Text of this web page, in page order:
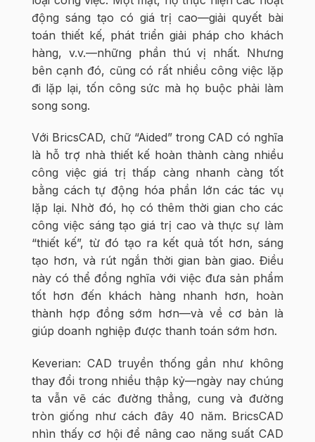
động sáng tạo có giá trị cao—giải quyết bài
toán thiết kế, phát triển giải pháp cho khách
hàng, v.v.—những phần thú vị nhất. Nhưng
bên cạnh đó, cũng có rất nhiều công việc lặp
đi lặp lại, tốn công sức mà họ buộc phải làm
song song.
Với BricsCAD, chữ “Aided” trong CAD có nghĩa
là hỗ trợ nhà thiết kế hoàn thành càng nhiều
công việc giá trị thấp càng nhanh càng tốt
bằng cách tự động hóa phần lớn các tác vụ
lặp lại. Nhờ đó, họ có thêm thời gian cho các
công việc sáng tạo giá trị cao và thực sự làm
“thiết kế”, từ đó tạo ra kết quả tốt hơn, sáng
tạo hơn, và rút ngắn thời gian bàn giao. Điều
này có thể đồng nghĩa với việc đưa sản phẩm
tốt hơn đến khách hàng nhanh hơn, hoàn
thành hợp đồng sớm hơn—và về cơ bản là
giúp doanh nghiệp được thanh toán sớm hơn.
Keverian: CAD truyền thống gần như không
thay đổi trong nhiều thập kỷ—ngày nay chúng
ta vẫn vẽ các đường thẳng, cung và đường
tròn giống như cách đây 40 năm. BricsCAD
nhìn thấy cơ hội để nâng cao năng suất CAD